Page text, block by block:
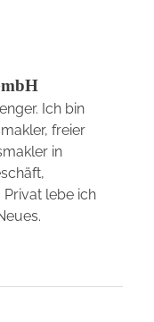
Ich bin
freier
in
Privat lebe ich